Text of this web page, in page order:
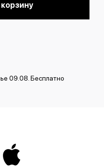
09.08. Бесплатно